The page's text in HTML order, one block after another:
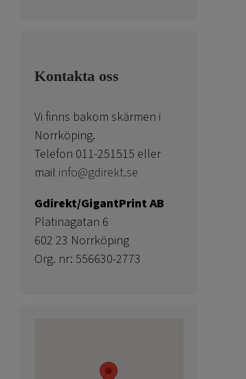
Kontakta oss
Vi finns bakom skärmen i
Norrköping.
Telefon 011-251515 eller
mail info@gdirekt.se
Gdirekt/GigantPrint AB
Platinagatan 6
602 23 Norrköping
Org. nr: 556630-2773